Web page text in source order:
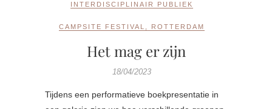
INTERDISCIPLINAIR PUBLIEK
CAMPSITE FESTIVAL ROTTERDAM
Het mag er zijn
18/04/2023
Tijdens een performatieve boekpresentatie in